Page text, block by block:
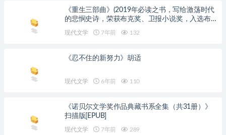
《重生三部曲》(2019年必读之书，写给激荡时代
的悲悯史诗，荣获布克奖、卫报小说奖，入选布
子书_下载】
现代文学 7年前 132
《忍不住的新努力》胡适
现代文学 6年前 110
《诺贝尔文学奖作品典藏书系全集（共31册）》
扫描版[EPUB]
现代文学 7年前 289